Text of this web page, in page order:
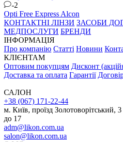
-2
Opti Free Express Alcon
КОНТАКТНІ ЛІНЗИ ЗАСОБИ
МЕДПОСЛУГИ БРЕНДИ
ІНФОРМАЦІЯ
Про компанію Статті Новини
КЛІЄНТАМ
Оптовим покупцям Дисконт
Доставка та оплата Гарантії
САЛОН
+38 (067) 171-22-44
м. Київ, проїзд Золотоворітський,
до 17
adm@likon.com.ua
salon@likon.com.ua